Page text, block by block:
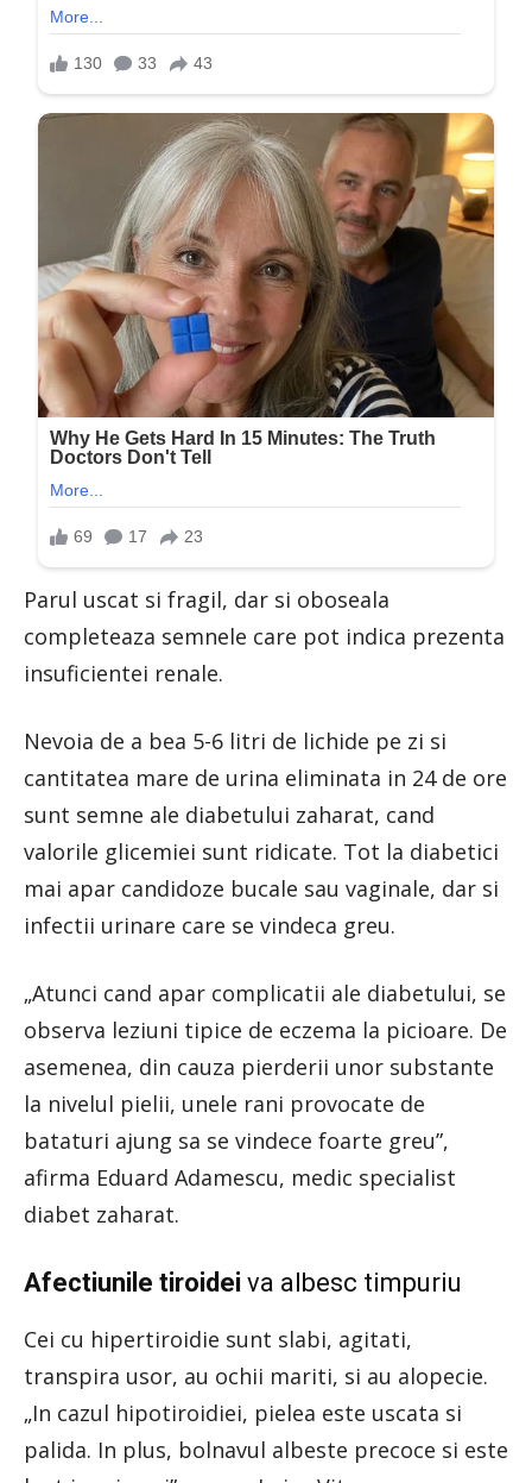
Parul uscat si fragil, dar si oboseala
completeaza semnele care pot indica prezenta
insuficientei renale.
Nevoia de a bea 5-6 litri de lichide pe zi si
cantitatea mare de urina eliminata in 24 de ore
sunt semne ale diabetului zaharat, cand
valorile glicemiei sunt ridicate. Tot la diabetici
mai apar candidoze bucale sau vaginale, dar si
infectii urinare care se vindeca greu.
„Atunci cand apar complicatii ale diabetului, se
observa leziuni tipice de eczema la picioare. De
asemenea, din cauza pierderii unor substante
la nivelul pielii, unele rani provocate de
bataturi ajung sa se vindece foarte greu”,
afirma Eduard Adamescu, medic specialist
diabet zaharat.
Afectiunile tiroidei va albesc timpuriu
Cei cu hipertiroidie sunt slabi, agitati,
transpira usor, au ochii mariti, si au alopecie.
„In cazul hipotiroidiei, pielea este uscata si
palida. In plus, bolnavul albeste precoce si este